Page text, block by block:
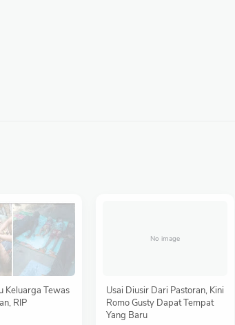
Keluarga Tewas
RIP
Usai Diusir Dari Pastoran, Kini
Romo Gusty Dapat Tempat
Yang Baru